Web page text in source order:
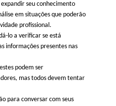
seu conhecimento
em situações que poderão
profissional.
lo a verificar se está
informações presentes nas
podem ser
mas todos devem tentar
para conversar com seus